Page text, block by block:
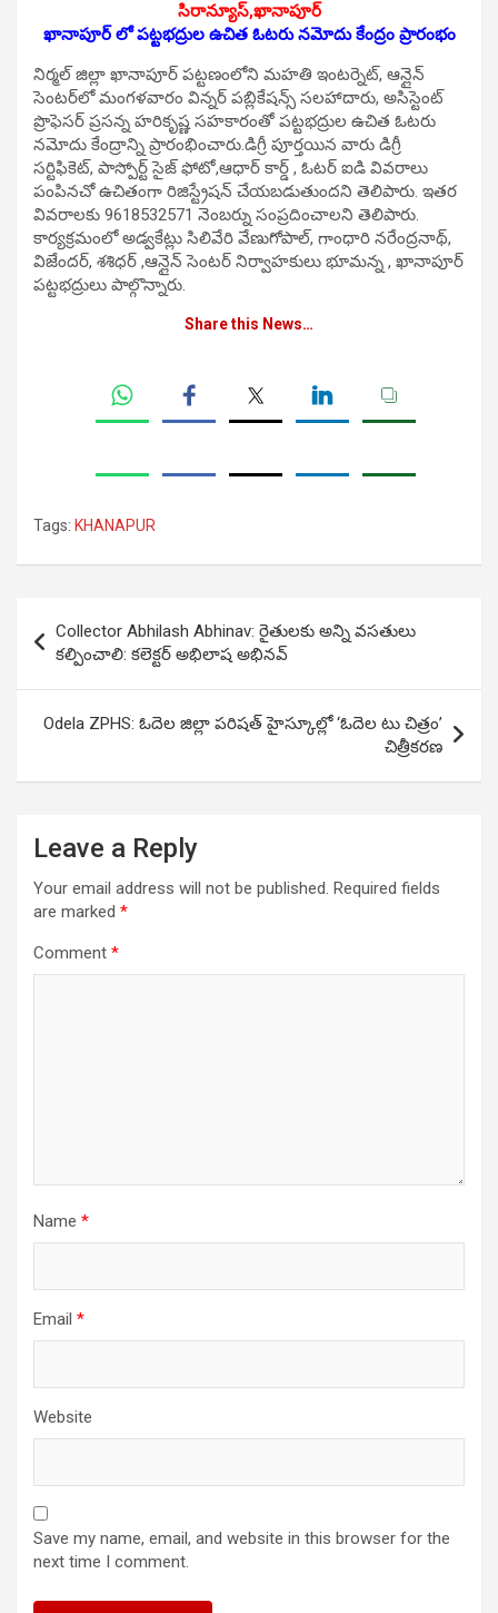
సిరాన్యూస్,ఖానాపూర్
ఖానాపూర్ లో పట్టభద్రుల ఉచిత ఓటరు న‌మోదు కేంద్రం ప్రారంభం
నిర్మల్ జిల్లా ఖానాపూర్ పట్టణంలోని మహతి ఇంటర్నెట్, ఆన్లైన్
సెంటర్‌లో మంగ‌ళ‌వారం విన్నర్ పబ్లికేషన్స్ సలహాదారు, అసిస్టెంట్
ప్రొఫెసర్ ప్రసన్న హరికృష్ణ సహకారంతో పట్టభద్రుల ఉచిత ఓటరు
న‌మోదు కేంద్రాన్ని ప్రారంభించారు.డిగ్రీ పూర్తయిన వారు డిగ్రీ
సర్టిఫికెట్, పాస్పోర్ట్ సైజ్ ఫోటో,ఆధార్ కార్డ్ , ఓటర్ ఐడి వివరాలు
పంపినచో ఉచితంగా రిజిస్ట్రేషన్ చేయబడుతుంద‌ని తెలిపారు. ఇతర
వివరాలకు 9618532571 నెంబర్ను సంప్రదించాల‌ని తెలిపారు.
కార్యక్రమంలో అడ్వకేట్లు సిలివేరి వేణుగోపాల్, గాంధారి నరేంద్రనాథ్,
విజేందర్, శశిధర్ ,ఆన్లైన్ సెంటర్ నిర్వాహకులు భూమన్న , ఖానాపూర్
పట్టభ‌ద్రులు పాల్గొన్నారు.
Share this News…
Tags: KHANAPUR
navigation
Collector Abhilash Abhinav: రైతులకు అన్ని వసతులు
కల్పించాలి: కలెక్టర్ అభిలాష అభినవ్
Odela ZPHS: ఓదెల జిల్లా పరిషత్ హైస్కూల్లో ‘ఓదెల టు చిత్రం’
చిత్రీకరణ
Leave a Reply
Your email address will not be published. Required fields
are marked *
Comment *
Name *
Email *
Website
Save my name, email, and website in this browser for the
next time I comment.